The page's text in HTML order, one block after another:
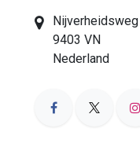
9403 VN
Nederland